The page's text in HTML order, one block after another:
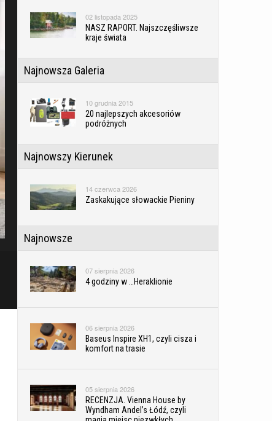
02 listopada 2025
NASZ RAPORT. Najszczęśliwsze
kraje świata
Najnowsza Galeria
10 grudnia 2015
20 najlepszych akcesoriów
podróżnych
Najnowszy Kierunek
14 czerwca 2026
Zaskakujące słowackie Pieniny
Najnowsze
07 sierpnia 2026
4 godziny w …Heraklionie
06 sierpnia 2026
Baseus Inspire XH1, czyli cisza i
komfort na trasie
05 sierpnia 2026
RECENZJA. Vienna House by
Wyndham Andel’s Łódź, czyli